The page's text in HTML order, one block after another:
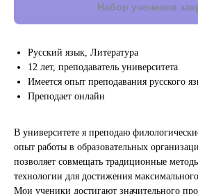
Русский язык, Литература
12 лет, преподаватель университета
Имеется опыт преподавания русского
Преподает онлайн
В университете я преподаю
опыт работы в образовательных
позволяет совмещать традиционные
технологии для достижения
Мои ученики достигают значительного